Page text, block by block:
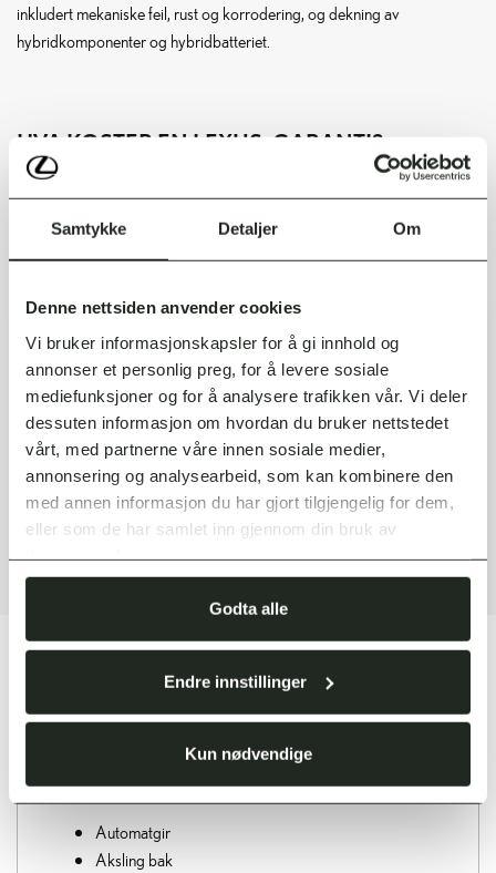
Samtykke Detaljer Om
Denne nettsiden anvender cookies
Vi bruker informasjonskapsler for å gi innhold og
annonser et personlig preg, for å levere sosiale
mediefunksjoner og for å analysere trafikken vår. Vi deler
dessuten informasjon om hvordan du bruker nettstedet
vårt, med partnerne våre innen sosiale medier,
annonsering og analysearbeid, som kan kombinere den
med annen informasjon du har gjort tilgjengelig for dem,
eller som de har samlet inn gjennom din bruk av
tjenestene deres.
Godta alle
Endre innstillinger
Kun nødvendige
inkludert mekaniske feil, rust og korrodering, og dekning av
hybridkomponenter og hybridbatteriet.
HVA KOSTER EN LEXUS-GARANTI?
En rekke utvidede garantier er også tilgjengelige.
Automatgir
Aksling bak